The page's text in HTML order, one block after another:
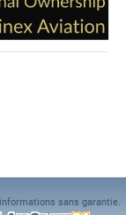
sans garantie.